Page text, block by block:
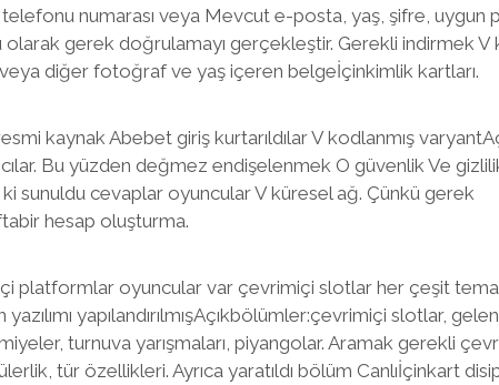
numarası veya Mevcut e-posta, yaş, şifre, uygun
gerek doğrulamayı gerçekleştir. Gerekli indirmek V
diğer fotoğraf ve yaş içeren belgeİçinkimlik kartları.
kaynak Abebet giriş kurtarıldılar V kodlanmış
Bu yüzden değmez endişelenmek O güvenlik Ve
sunuldu cevaplar oyuncular V küresel ağ. Çünkü gerek
hesap oluşturma.
platformlar oyuncular var çevrimiçi slotlar her çeşit
yapılandırılmışAçıkbölümler:çevrimiçi slotlar,
turnuva yarışmaları, piyangolar. Aramak gerekli
tür özellikleri. Ayrıca yaratıldı bölüm Canlıİçinkart